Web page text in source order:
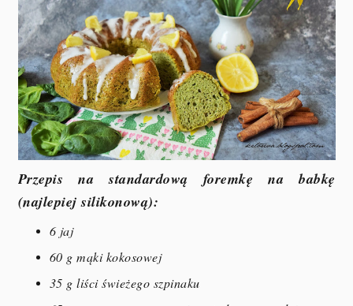
Przepis na standardową foremkę na babkę
(najlepiej silikonową):
6 jaj
60 g mąki kokosowej
35 g liści świeżego szpinaku